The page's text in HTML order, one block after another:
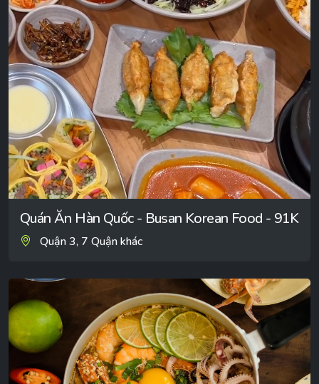
Quán Ăn Hàn Quốc - Busan Korean Food - 91K
Quận 3, 7 Quận khác